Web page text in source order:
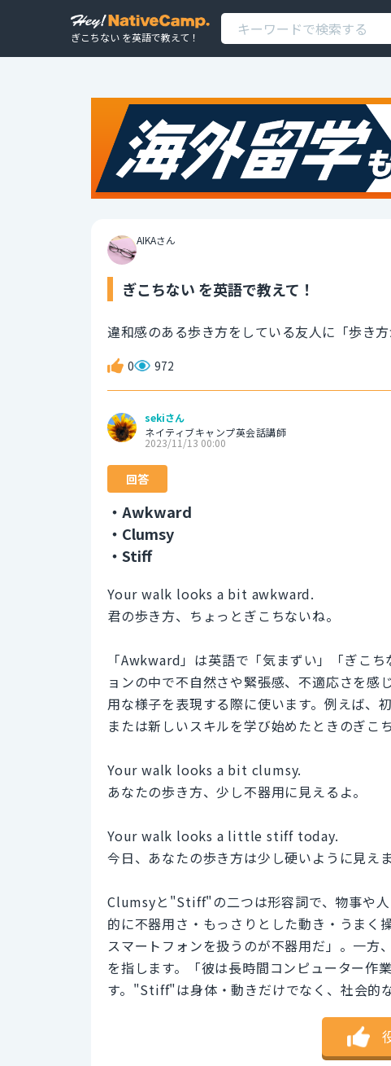
ぎこちない を英語で教えて！
AIKAさん
ぎこちない を英語で教えて！
違和感のある歩き方をしている友人に「歩き
0 972
sekiさん
ネイティブキャンプ英会話講師
2023/11/13 00:00
回答
・Awkward
・Clumsy
・Stiff
Your walk looks a bit awkward.
君の歩き方、ちょっとぎこちないね。
「Awkward」は英語で「気まずい」「ぎこ
ョンの中で不自然さや緊張感、不適応さを感
用な様子を表現する際に使います。例えば、
または新しいスキルを学び始めたときのぎこ
Your walk looks a bit clumsy.
あなたの歩き方、少し不器用に見えるよ。
Your walk looks a little stiff today.
今日、あなたの歩き方は少し硬いように見えま
Clumsyと"Stiff"の二つは形容詞で、物事や
的に不器用さ・もっさりとした動き・うまく
スマートフォンを扱うのが不器用だ」。一
を指します。「彼は長時間コンピューター作
す。"Stiff"は身体・動きだけでなく、社会的